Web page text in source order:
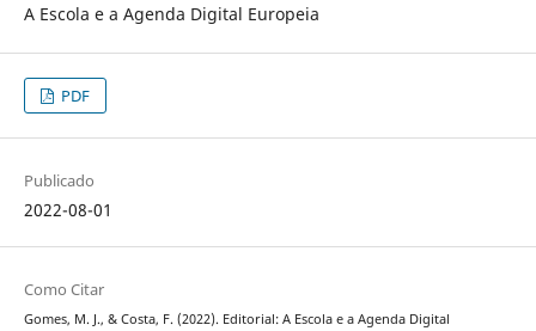
A Escola e a Agenda Digital Europeia
PDF
Publicado
2022-08-01
Como Citar
Gomes, M. J., & Costa, F. (2022). Editorial: A Escola e a Agenda Digital